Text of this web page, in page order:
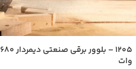
1205 – بلوور برقی صنعتی دیمردار 680
وات